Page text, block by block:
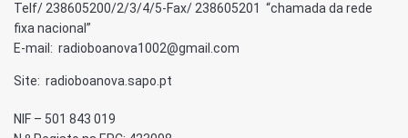
Telf/ 238605200/2/3/4/5-Fax/ 238605201 “chamada da rede
fixa nacional”
E-mail: radioboanova1002@gmail.com
Site: radioboanova.sapo.pt
NIF – 501 843 019